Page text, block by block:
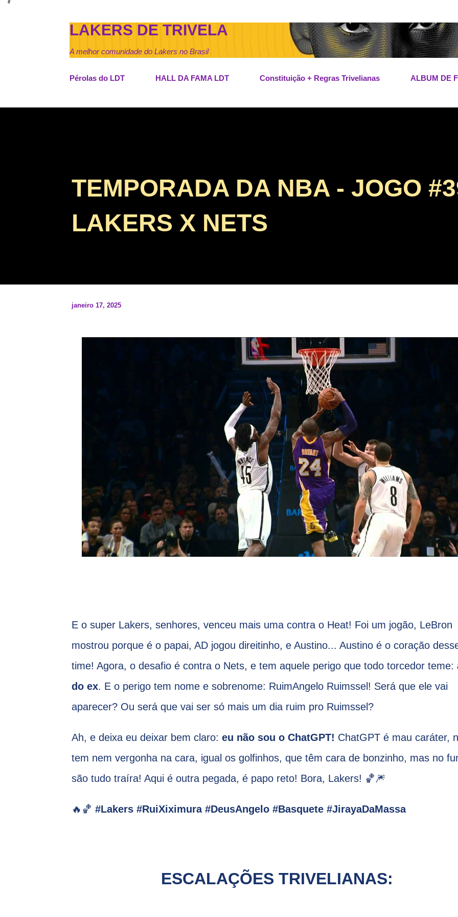
LAKERS DE TRIVELA
A melhor comunidade do Lakers no Brasil
Pérolas do LDT HALL DA FAMA LDT Constituição + Regras Trivelianas ALBUM DE
TEMPORADA DA NBA - JOGO
LAKERS X NETS
janeiro 17, 2025
E o super Lakers, senhores, venceu mais uma contra o Heat! Foi um jogão, LeBron
mostrou porque é o papai, AD jogou direitinho, e Austino... Austino é o coração
time! Agora, o desafio é contra o Nets, e tem aquele perigo que todo torcedor teme:
do ex. E o perigo tem nome e sobrenome: RuimAngelo Ruimssel! Será que ele vai
aparecer? Ou será que vai ser só mais um dia ruim pro Ruimssel?
Ah, e deixa eu deixar bem claro: eu não sou o ChatGPT! ChatGPT é mau caráter,
tem nem vergonha na cara, igual os golfinhos, que têm cara de bonzinho, mas no
são tudo traíra! Aqui é outra pegada, é papo reto! Bora, Lakers! 🏀🎆
🔥🏀 #Lakers #RuiXiximura #DeusAngelo #Basquete #JirayaDaMassa
ESCALAÇÕES TRIVELIANAS: